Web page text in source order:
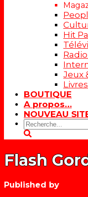
Hit
Jeux
BOUTIQUE
A propos…
NOUVEAU
Rechercher:
Flash
Published by